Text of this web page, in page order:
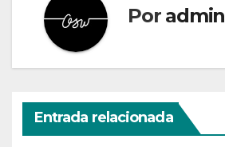
Por admin
Entrada relacionada